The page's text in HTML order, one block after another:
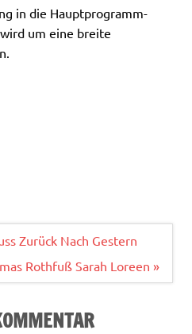
in die Hauptprogramm-
um eine breite
Zurück Nach Gestern
Rothfuß Sarah Loreen »